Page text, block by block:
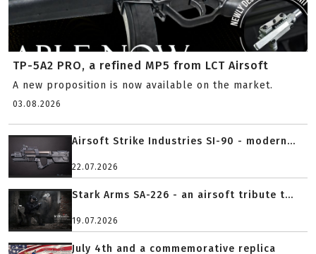
TP-5A2 PRO, a refined MP5 from LCT Airsoft
A new proposition is now available on the market.
03.08.2026
Airsoft Strike Industries SI-90 - modern...
22.07.2026
Stark Arms SA-226 - an airsoft tribute t...
19.07.2026
July 4th and a commemorative replica